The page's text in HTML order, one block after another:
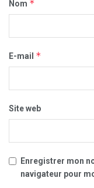
Nom *
E-mail *
Site web
Enregistrer mon
navigateur pour